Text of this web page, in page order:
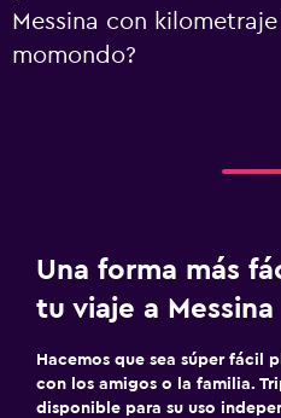
Messina con
momondo?
Una forma más
tu viaje a Messina
Hacemos que sea súper fácil
con los amigos o la familia.
disponible para su uso